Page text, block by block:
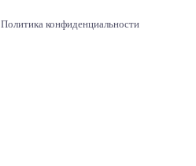
Политика конфиденциальности